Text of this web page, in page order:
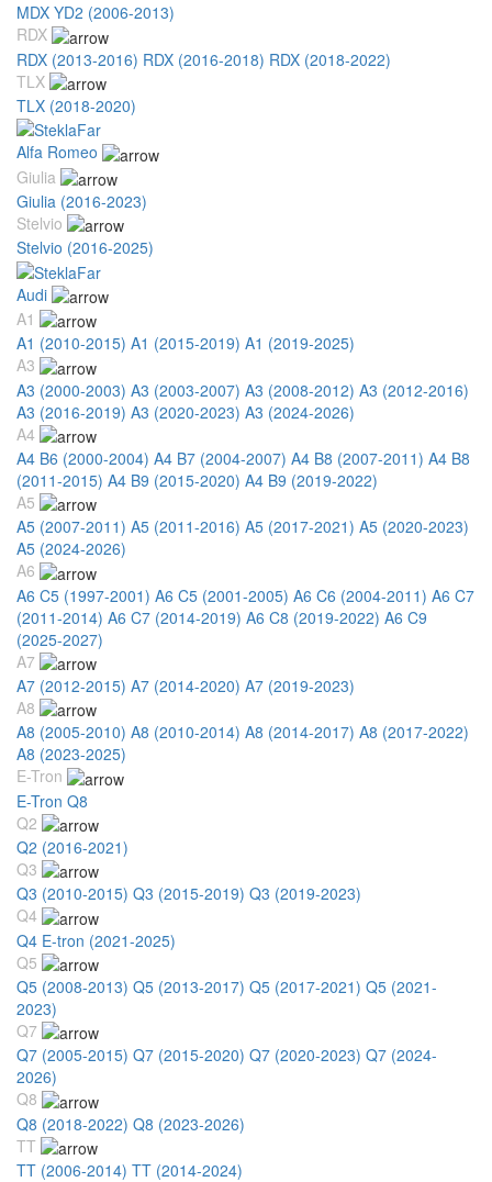
MDX YD2 (2006-2013)
RDX
RDX (2013-2016) RDX (2016-2018) RDX (2018-2022)
TLX
TLX (2018-2020)
Alfa Romeo
Giulia
Giulia (2016-2023)
Stelvio
Stelvio (2016-2025)
Audi
A1
A1 (2010-2015) A1 (2015-2019) A1 (2019-2025)
A3
A3 (2000-2003) A3 (2003-2007) A3 (2008-2012) A3 (2012-2016)
A3 (2016-2019) A3 (2020-2023) A3 (2024-2026)
A4
A4 B6 (2000-2004) A4 B7 (2004-2007) A4 B8 (2007-2011) A4 B8
(2011-2015) A4 B9 (2015-2020) A4 B9 (2019-2022)
A5
A5 (2007-2011) A5 (2011-2016) A5 (2017-2021) A5 (2020-2023)
A5 (2024-2026)
A6
A6 C5 (1997-2001) A6 C5 (2001-2005) A6 C6 (2004-2011) A6 C7
(2011-2014) A6 C7 (2014-2019) A6 C8 (2019-2022) A6 C9
(2025-2027)
A7
A7 (2012-2015) A7 (2014-2020) A7 (2019-2023)
A8
A8 (2005-2010) A8 (2010-2014) A8 (2014-2017) A8 (2017-2022)
A8 (2023-2025)
E-Tron
E-Tron Q8
Q2
Q2 (2016-2021)
Q3
Q3 (2010-2015) Q3 (2015-2019) Q3 (2019-2023)
Q4
Q4 E-tron (2021-2025)
Q5
Q5 (2008-2013) Q5 (2013-2017) Q5 (2017-2021) Q5 (2021-
2023)
Q7
Q7 (2005-2015) Q7 (2015-2020) Q7 (2020-2023) Q7 (2024-
2026)
Q8
Q8 (2018-2022) Q8 (2023-2026)
TT
TT (2006-2014) TT (2014-2024)